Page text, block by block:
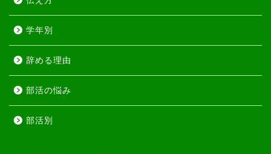
学年別
辞める理由
部活の悩み
部活別